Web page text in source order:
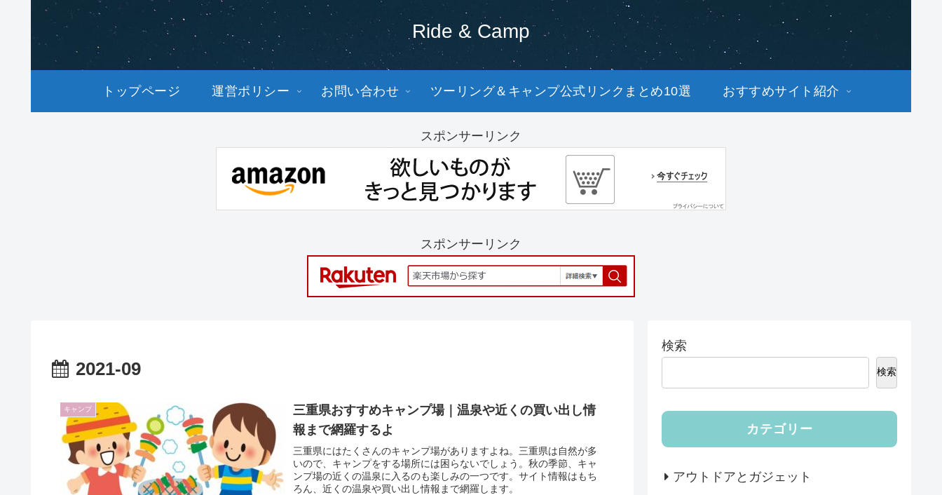
Ride & Camp
トップページ 運営ポリシー お問い合わせ ツーリング＆キャンプ公式リンクまとめ10選 おすすめサイト紹介
スポンサーリンク
スポンサーリンク
2021-09
キャンプ
三重県おすすめキャンプ場｜温泉や近くの買い出し情
報まで網羅するよ
三重県にはたくさんのキャンプ場がありますよね。三重県は自然が多
いので、キャンプをする場所には困らないでしょう。秋の季節、キャ
ンプ場の近くの温泉に入るのも楽しみの一つです。サイト情報はもち
ろん、近くの温泉や買い出し情報まで網羅します。
検索
検索
カテゴリー
アウトドアとガジェット